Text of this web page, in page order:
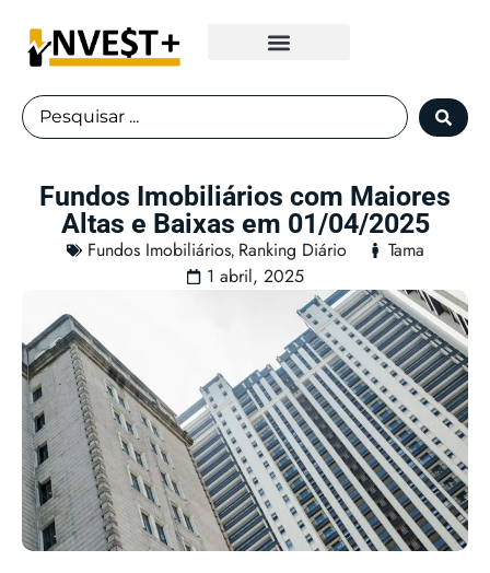
Fundos Imobiliários com Maiores
Altas e Baixas em 01/04/2025
Fundos Imobiliários, Ranking Diário
Tama
1 abril, 2025